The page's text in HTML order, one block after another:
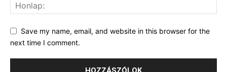
Save my name, email, and website in this browser for the
next time I comment.